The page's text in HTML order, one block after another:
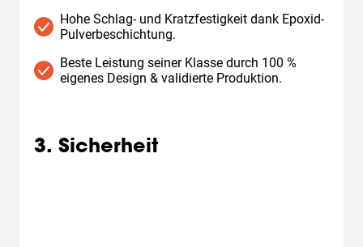
Hohe Schlag- und Kratzfestigkeit dank Epoxid-
Pulverbeschichtung.
Beste Leistung seiner Klasse durch 100 %
eigenes Design & validierte Produktion.
3. Sicherheit